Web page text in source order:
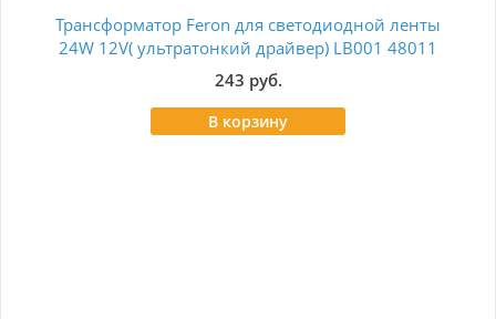
Трансформатор Feron для светодиодной ленты
24W 12V( ультратонкий драйвер) LB001 48011
243 руб.
В корзину